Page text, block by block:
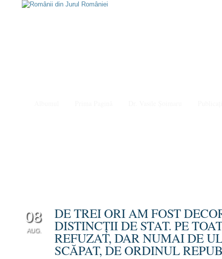
08
AUG.
DE TREI ORI AM FOST
DISTINCȚII DE STAT. PE
REFUZAT, DAR NUMAI DE
SCĂPAT, DE ORDINUL